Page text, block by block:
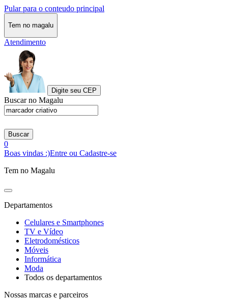
Pular para o conteudo principal
Tem no magalu
Atendimento
Digite seu CEP
Buscar no Magalu
Buscar
0
Boas vindas :)Entre ou Cadastre-se
Tem no Magalu
Departamentos
Celulares e Smartphones
TV e Vídeo
Eletrodomésticos
Móveis
Informática
Moda
Todos os departamentos
Nossas marcas e parceiros